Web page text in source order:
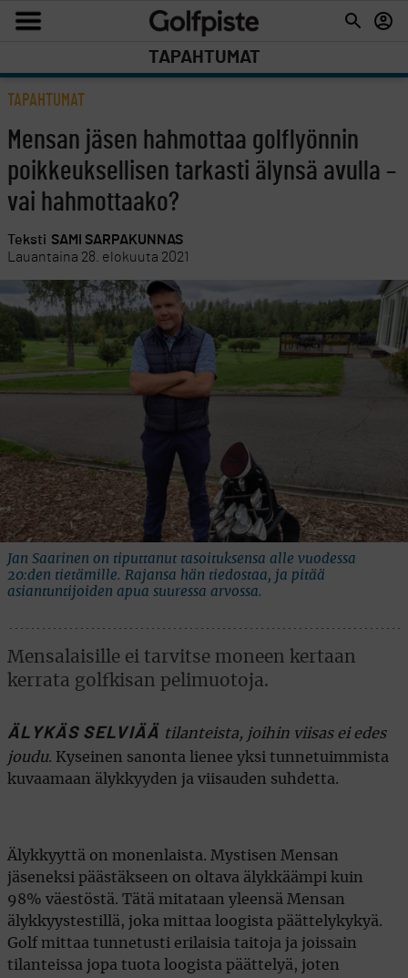
TAPAHTUMAT
TAPAHTUMAT
Mensan jäsen hahmottaa golflyönnin
poikkeuksellisen tarkasti älynsä avulla –
vai hahmottaako?
Teksti SAMI SARPAKUNNAS
Lauantaina 28. elokuuta 2021
Jan Saarinen on tiputtanut tasoituksensa alle vuodessa
20:den tietämille. Rajansa hän tiedostaa, ja pitää
asiantuntijoiden apua suuressa arvossa.
Mensalaisille ei tarvitse moneen kertaan
kerrata golfkisan pelimuotoja.
ÄLYKÄS SELVIÄÄ tilanteista, joihin viisas ei edes
joudu. Kyseinen sanonta lienee yksi tunnetuimmista
kuvaamaan älykkyyden ja viisauden suhdetta.
Älykkyyttä on monenlaista. Mystisen Mensan
jäseneksi päästäkseen on oltava älykkäämpi kuin
98% väestöstä. Tätä mitataan yleensä Mensan
älykkyystestillä, joka mittaa loogista päättelykykyä.
Golf mittaa tunnetusti erilaisia taitoja ja joissain
tilanteissa jopa tuota loogista päättelyä, joten